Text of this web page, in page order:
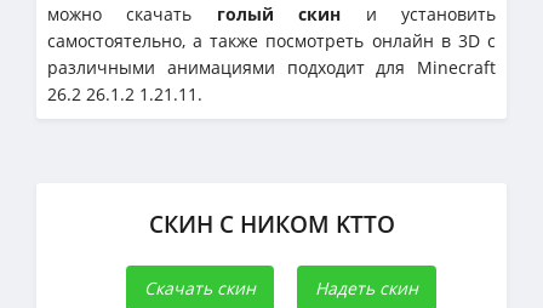
можно скачать голый скин и установить
самостоятельно, а также посмотреть онлайн в 3D с
различными анимациями подходит для Minecraft
26.2 26.1.2 1.21.11.
СКИН С НИКОМ KTTO
Скачать скин Надеть скин